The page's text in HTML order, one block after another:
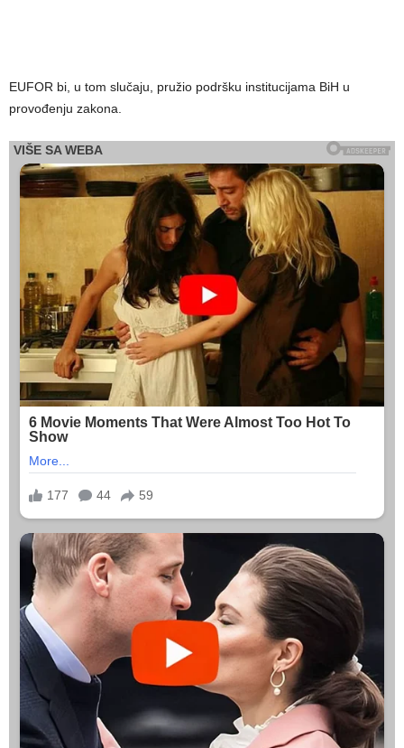
EUFOR bi, u tom slučaju, pružio podršku institucijama BiH u
provođenju zakona.